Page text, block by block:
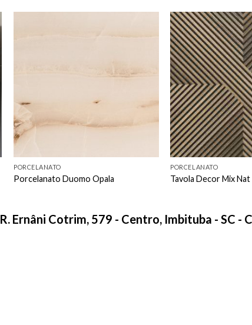
PORCELANATO
Porcelanato Duomo Opala
PORCELANATO
Tavola Decor Mix Nat
R. Ernâni Cotrim, 579 - Centro, Imbituba - SC -